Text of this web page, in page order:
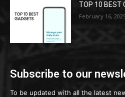
TOP 10 BEST
February 16,
Subscribe to our
To be updated with all the latest